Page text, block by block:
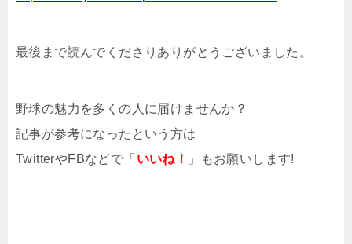
最後まで読んでくださりありがとうございました。
野球の魅力を多くの人に届けませんか？
記事が参考になったという方は
TwitterやFBなどで「 いいね！ 」もお願いします!